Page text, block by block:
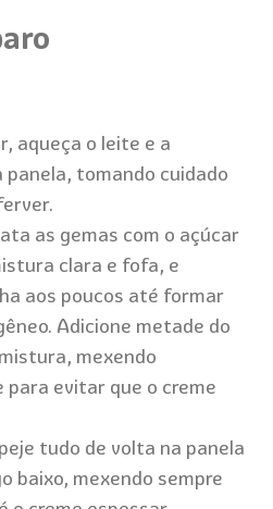
aqueça o leite e a
panela, tomando cuidado
as gemas com o açúcar
clara e fofa, e
aos poucos até formar
Adicione metade do
mexendo
evitar que o creme
tudo de volta na panela
baixo, mexendo sempre